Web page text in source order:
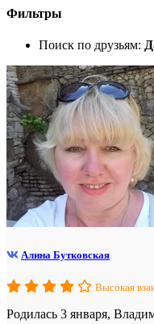
Фильтры
Поиск по друзьям:
Алина Бутковская
Высокая
Родилась 3 января,